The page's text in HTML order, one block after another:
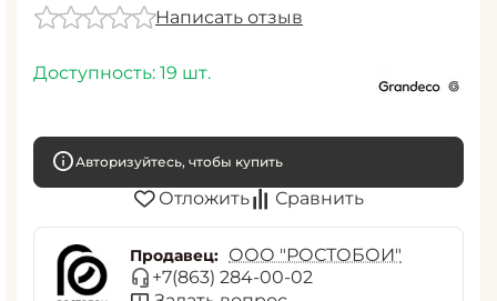
Написать отзыв
Доступность: 19 шт.
Авторизуйтесь, чтобы купить
Отложить Сравнить
Продавец: ООО "РОСТОБОИ"
+7(863) 284-00-02